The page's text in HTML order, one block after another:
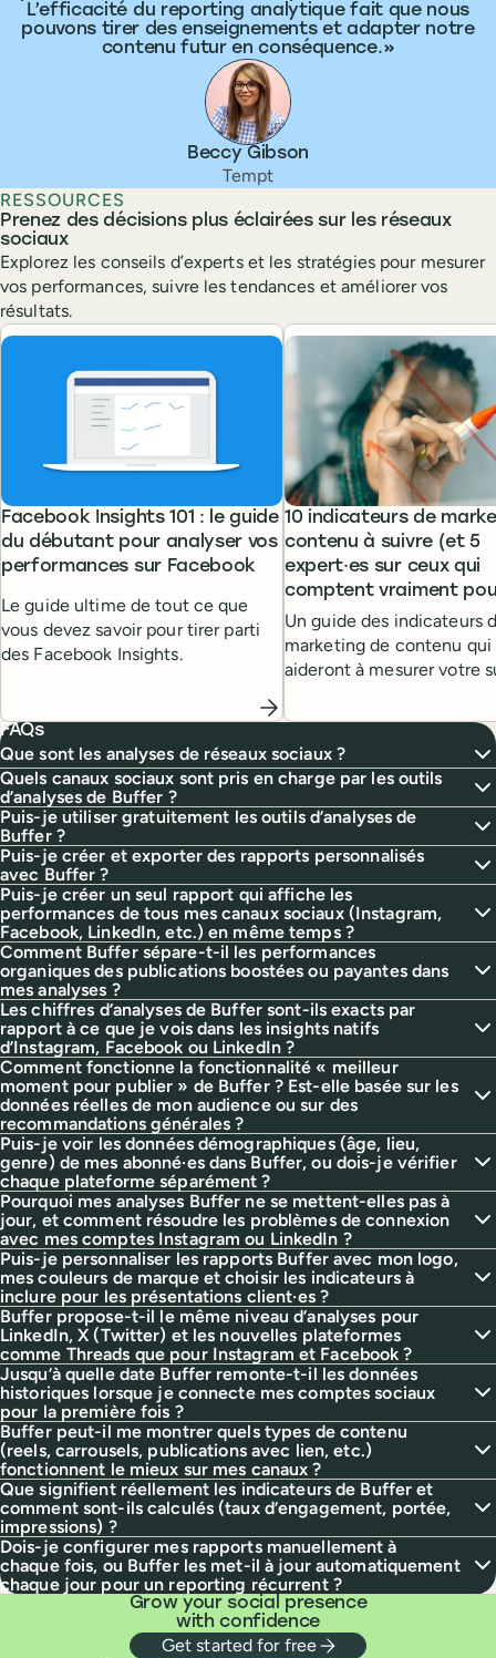
L’efficacité du reporting analytique fait que nous
pouvons tirer des enseignements et adapter notre
contenu futur en conséquence.
Beccy Gibson
Tempt
RESSOURCES
Prenez des décisions plus éclairées sur les réseaux
sociaux
Explorez les conseils d’experts et les stratégies pour mesurer
vos performances, suivre les tendances et améliorer vos
résultats.
Facebook Insights 101 : le guide
du débutant pour analyser vos
performances sur Facebook
Le guide ultime de tout ce que
vous devez savoir pour tirer parti
des Facebook Insights.
10 indicateurs de
contenu à suivre (et 5
expert·es sur ceux qui
comptent vraiment
Un guide des indicateurs
marketing de contenu qui
aideront à mesurer votre
leaders du marketing de
FAQs
Que sont les analyses de réseaux sociaux ?
Quels canaux sociaux sont pris en charge par les outils
d’analyses de Buffer ?
Puis-je utiliser gratuitement les outils d’analyses de
Buffer ?
Puis-je créer et exporter des rapports personnalisés
avec Buffer ?
Puis-je créer un seul rapport qui affiche les
performances de tous mes canaux sociaux (Instagram,
Facebook, LinkedIn, etc.) en même temps ?
Comment Buffer sépare-t-il les performances
organiques des publications boostées ou payantes dans
mes analyses ?
Les chiffres d’analyses de Buffer sont-ils exacts par
rapport à ce que je vois dans les insights natifs
d’Instagram, Facebook ou LinkedIn ?
Comment fonctionne la fonctionnalité « meilleur
moment pour publier » de Buffer ? Est-elle basée sur les
données réelles de mon audience ou sur des
recommandations générales ?
Puis-je voir les données démographiques (âge, lieu,
genre) de mes abonné·es dans Buffer, ou dois-je vérifier
chaque plateforme séparément ?
Pourquoi mes analyses Buffer ne se mettent-elles pas à
jour, et comment résoudre les problèmes de connexion
avec mes comptes Instagram ou LinkedIn ?
Puis-je personnaliser les rapports Buffer avec mon logo,
mes couleurs de marque et choisir les indicateurs à
inclure pour les présentations client·es ?
Buffer propose-t-il le même niveau d’analyses pour
LinkedIn, X (Twitter) et les nouvelles plateformes
comme Threads que pour Instagram et Facebook ?
Jusqu’à quelle date Buffer remonte-t-il les données
historiques lorsque je connecte mes comptes sociaux
pour la première fois ?
Buffer peut-il me montrer quels types de contenu
(reels, carrousels, publications avec lien, etc.)
fonctionnent le mieux sur mes canaux ?
Que signifient réellement les indicateurs de Buffer et
comment sont-ils calculés (taux d’engagement, portée,
impressions) ?
Dois-je configurer mes rapports manuellement à
chaque fois, ou Buffer les met-il à jour automatiquement
chaque jour pour un reporting récurrent ?
Grow your social presence
with confidence
Get started for free